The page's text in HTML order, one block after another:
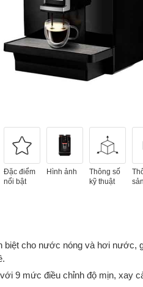
Đặc điểm
nổi bật
Hình ảnh
Thông số
kỹ thuật
biệt cho nước nóng và hơi nước,
9 mức điều chỉnh độ mịn, xay